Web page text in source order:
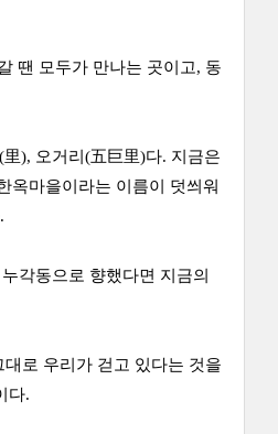
땐 모두가 만나는 곳이고, 동
), 오거리(五巨里)다. 지금은
옥마을이라는 이름이 덧씌워
각동으로 향했다면 지금의
로 우리가 걷고 있다는 것을
다.